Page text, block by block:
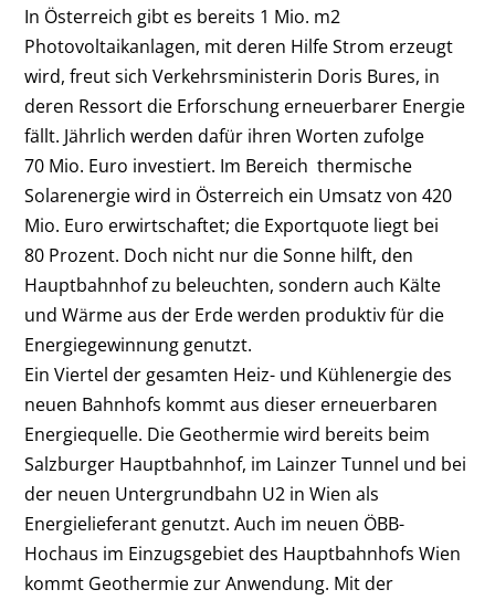
In Österreich gibt es bereits 1 Mio. m2
Photovoltaikanlagen, mit deren Hilfe Strom erzeugt
wird, freut sich Verkehrsministerin Doris Bures, in
deren Ressort die Erforschung erneuerbarer Energie
fällt. Jährlich werden dafür ihren Worten zufolge
70 Mio. Euro investiert. Im Bereich thermische
Solarenergie wird in Österreich ein Umsatz von 420
Mio. Euro erwirtschaftet; die Exportquote liegt bei
80 Prozent. Doch nicht nur die Sonne hilft, den
Hauptbahnhof zu beleuchten, sondern auch Kälte
und Wärme aus der Erde werden produktiv für die
Energiegewinnung genutzt.
Ein Viertel der gesamten Heiz- und Kühlenergie des
neuen Bahnhofs kommt aus dieser erneuerbaren
Energiequelle. Die Geothermie wird bereits beim
Salzburger Hauptbahnhof, im Lainzer Tunnel und bei
der neuen Untergrundbahn U2 in Wien als
Energielieferant genutzt. Auch im neuen ÖBB-
Hochaus im Einzugsgebiet des Hauptbahnhofs Wien
kommt Geothermie zur Anwendung. Mit der